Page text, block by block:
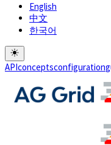
English
中文
한국어
APIconceptsconfiguration